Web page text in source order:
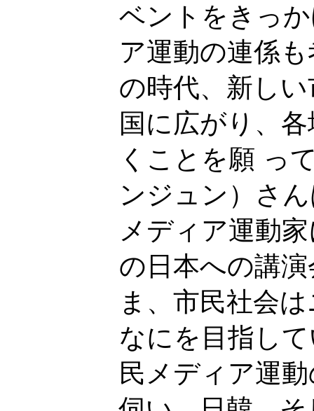
ベントをきっ
ア運動の連係
の時代、新し
国に広がり、
くことを願 っ
ンジュン）さ
メディア運動
の日本への講
ま、市民社会
なにを目指し
民メディア運